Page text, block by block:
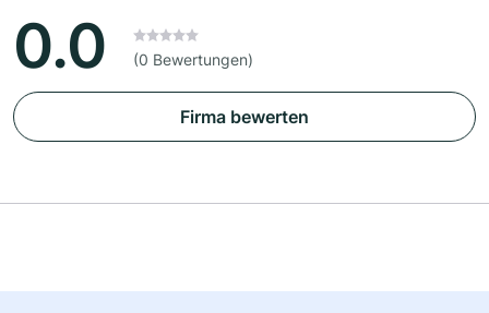
0.0 (0 Bewertungen)
Firma bewerten